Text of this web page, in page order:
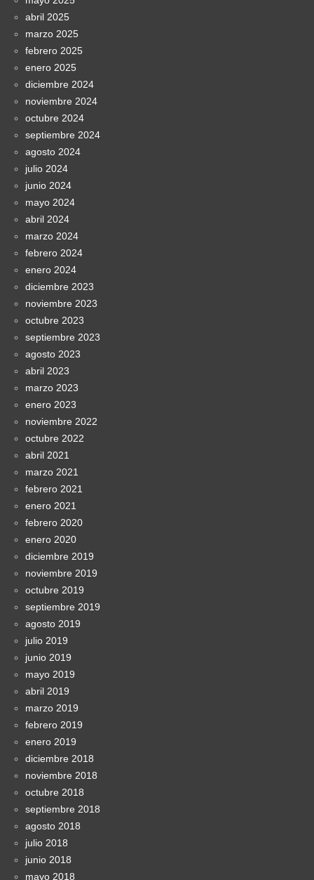
abril 2025
marzo 2025
febrero 2025
enero 2025
diciembre 2024
noviembre 2024
octubre 2024
septiembre 2024
agosto 2024
julio 2024
junio 2024
mayo 2024
abril 2024
marzo 2024
febrero 2024
enero 2024
diciembre 2023
noviembre 2023
octubre 2023
septiembre 2023
agosto 2023
abril 2023
marzo 2023
enero 2023
noviembre 2022
octubre 2022
abril 2021
marzo 2021
febrero 2021
enero 2021
febrero 2020
enero 2020
diciembre 2019
noviembre 2019
octubre 2019
septiembre 2019
agosto 2019
julio 2019
junio 2019
mayo 2019
abril 2019
marzo 2019
febrero 2019
enero 2019
diciembre 2018
noviembre 2018
octubre 2018
septiembre 2018
agosto 2018
julio 2018
junio 2018
mayo 2018